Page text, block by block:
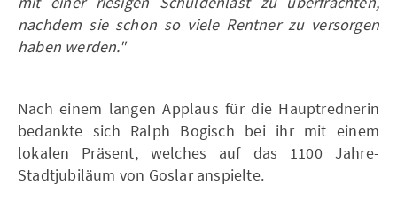
nachdem sie schon so viele Rentner zu versorgen
haben werden."
Nach einem langen Applaus für die Hauptrednerin
bedankte sich Ralph Bogisch bei ihr mit einem
lokalen Präsent, welches auf das 1100 Jahre-
Stadtjubiläum von Goslar anspielte.